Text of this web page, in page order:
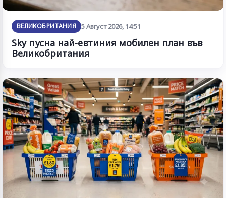
ВЕЛИКОБРИТАНИЯ 5 Август 2026, 14:51
Sky пусна най-евтиния мобилен план във
Великобритания